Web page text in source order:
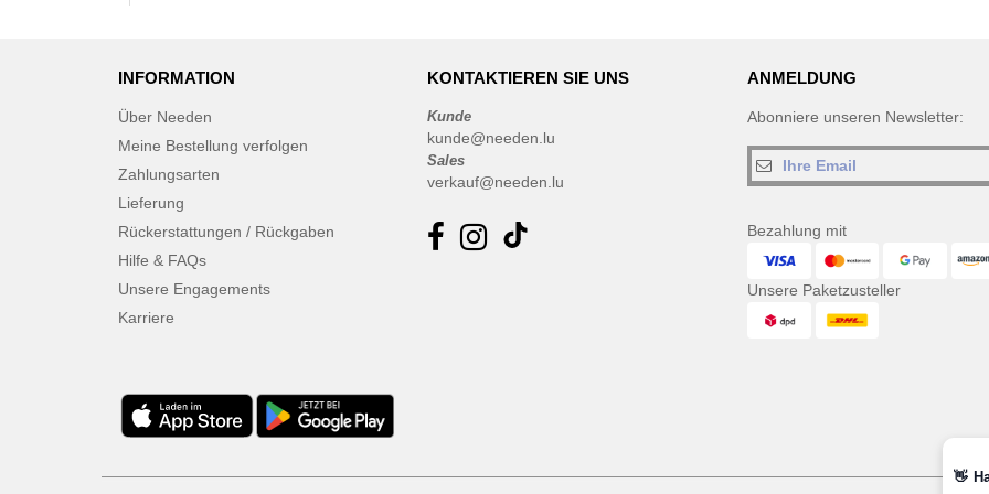
INFORMATION
Über Needen
Meine Bestellung verfolgen
Zahlungsarten
Lieferung
Rückerstattungen / Rückgaben
Hilfe & FAQs
Unsere Engagements
Karriere
KONTAKTIEREN SIE UNS
Kunde
kunde@needen.lu
Sales
verkauf@needen.lu
ANMELDUNG
Abonniere unseren Newsletter:
Bezahlung mit
Unsere Paketzusteller
👋